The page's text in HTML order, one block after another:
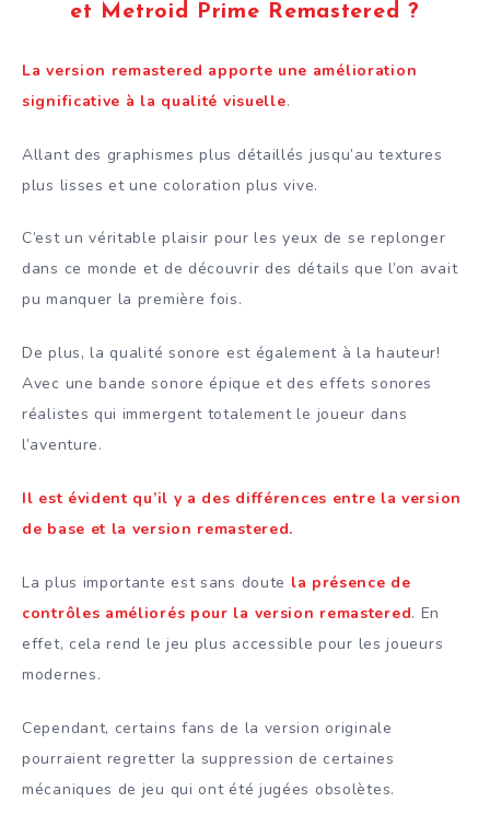
et Metroid Prime Remastered ?
La version remastered apporte une amélioration
significative à la qualité visuelle.
Allant des graphismes plus détaillés jusqu’au textures
plus lisses et une coloration plus vive.
C’est un véritable plaisir pour les yeux de se replonger
dans ce monde et de découvrir des détails que l’on avait
pu manquer la première fois.
De plus, la qualité sonore est également à la hauteur!
Avec une bande sonore épique et des effets sonores
réalistes qui immergent totalement le joueur dans
l’aventure.
Il est évident qu’il y a des différences entre la version
de base et la version remastered.
La plus importante est sans doute la présence de
contrôles améliorés pour la version remastered. En
effet, cela rend le jeu plus accessible pour les joueurs
modernes.
Cependant, certains fans de la version originale
pourraient regretter la suppression de certaines
mécaniques de jeu qui ont été jugées obsolètes.